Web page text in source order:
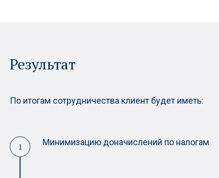
Результат
По итогам сотрудничества клиент будет иметь:
Минимизацию доначислений по налогам